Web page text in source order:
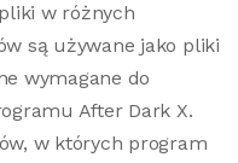
w różnych
są używane jako pliki
wymagane do
After Dark X.
w których program